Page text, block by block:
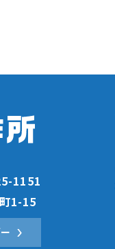
1151
1-15